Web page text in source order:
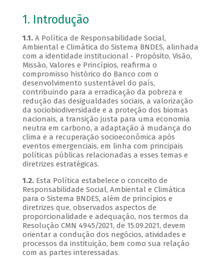
1. Introdução
1.1. A Política de Responsabilidade Social,
Ambiental e Climática do Sistema BNDES, alinhada
com a identidade institucional - Propósito, Visão,
Missão, Valores e Princípios, reafirma o
compromisso histórico do Banco com o
desenvolvimento sustentável do país,
contribuindo para a erradicação da pobreza e
redução das desigualdades sociais, a valorização
da sociobiodiversidade e a proteção dos biomas
nacionais, a transição justa para uma economia
neutra em carbono, a adaptação à mudança do
clima e a recuperação socioeconômica após
eventos emergenciais, em linha com principais
políticas públicas relacionadas a esses temas e
diretrizes estratégicas.
1.2. Esta Política estabelece o conceito de
Responsabilidade Social, Ambiental e Climática
para o Sistema BNDES, além de princípios e
diretrizes que, observados aspectos de
proporcionalidade e adequação, nos termos da
Resolução CMN 4945/2021, de 15.09.2021, devem
orientar a condução dos negócios, atividades e
processos da instituição, bem como sua relação
com as partes interessadas.